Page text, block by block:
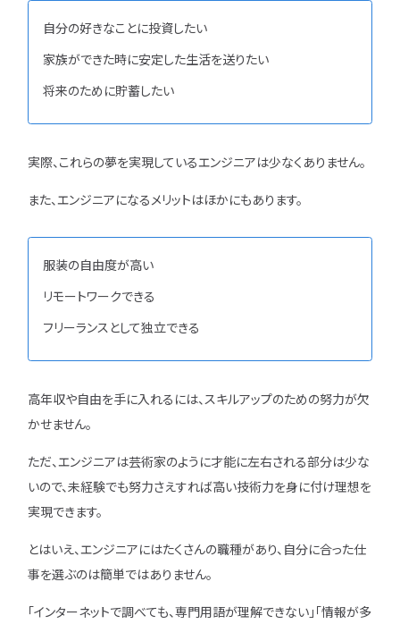
自分の好きなことに投資したい
家族ができた時に安定した生活を送りたい
将来のために貯蓄したい
実際、これらの夢を実現しているエンジニアは少なくありません。
また、エンジニアになるメリットはほかにもあります。
服装の自由度が高い
リモートワークできる
フリーランスとして独立できる
高年収や自由を手に入れるには、スキルアップのための努力が欠
かせません。
ただ、エンジニアは芸術家のように才能に左右される部分は少な
いので、未経験でも努力さえすれば高い技術力を身に付け理想を
実現できます。
とはいえ、エンジニアにはたくさんの職種があり、自分に合った仕
事を選ぶのは簡単ではありません。
「インターネットで調べても、専門用語が理解できない」「情報が多